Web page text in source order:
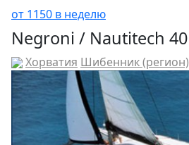
от 1150 в неделю
Negroni / Nautitech 40
Хорватия Шибенник (регион)